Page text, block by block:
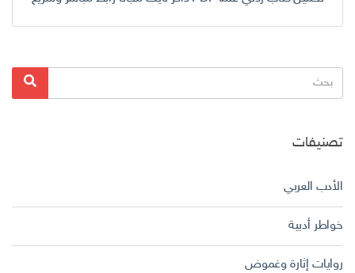
البحث
عن:
بحث
تصنيفات
الأدب العربي
خواطر أدبية
روايات إثارة وغموض